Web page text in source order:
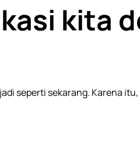
kita
seperti sekarang. Karena